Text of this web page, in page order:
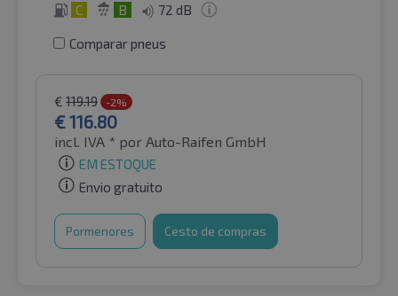
C B 72 dB
Comparar pneus
€ 119.19 -2%
€116.80
incl. IVA * por Auto-Raifen GmbH
EM ESTOQUE
Envio gratuito
Pormenores Cesto de compras